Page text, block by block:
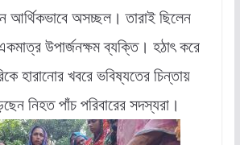
আর্থিকভাবে অসচ্ছল। তারাই ছিলেন
উপার্জনক্ষম ব্যক্তি। হঠাৎ করে
হারানোর খবরে ভবিষ্যতের চিন্তায়
নিহত পাঁচ পরিবারের সদস্যরা।